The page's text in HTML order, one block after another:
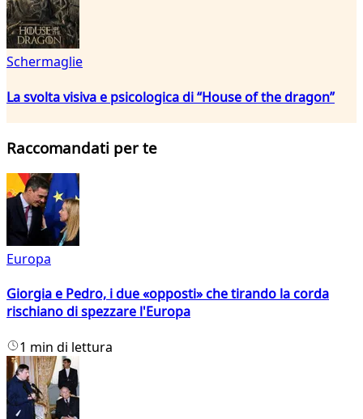
Schermaglie
La svolta visiva e psicologica di “House of the dragon”
Raccomandati per te
Europa
Giorgia e Pedro, i due «opposti» che tirando la corda
rischiano di spezzare l'Europa
1 min di lettura